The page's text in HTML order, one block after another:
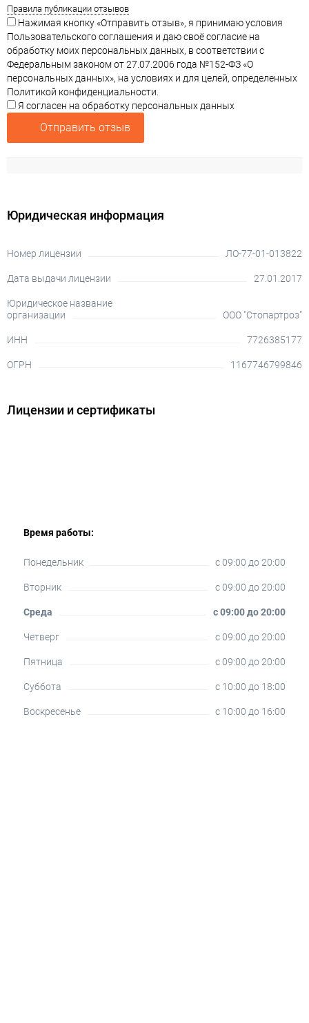
Правила публикации отзывов
Нажимая кнопку «Отправить отзыв», я принимаю условия
Пользовательского соглашения и даю своё согласие на
обработку моих персональных данных, в соответствии с
Федеральным законом от 27.07.2006 года №152-ФЗ «О
персональных данных», на условиях и для целей, определенных
Политикой конфиденциальности.
Я согласен на обработку персональных данных
Отправить отзыв
Юридическая информация
Номер лицензии ЛО-77-01-013822
Дата выдачи лицензии 27.01.2017
Юридическое название
организации
ООО "Стопартроз"
ИНН 7726385177
ОГРН 1167746799846
Лицензии и сертификаты
Время работы:
Понедельник c 09:00 до 20:00
Вторник c 09:00 до 20:00
Среда c 09:00 до 20:00
Четверг c 09:00 до 20:00
Пятница c 09:00 до 20:00
Суббота c 10:00 до 18:00
Воскресенье c 10:00 до 16:00